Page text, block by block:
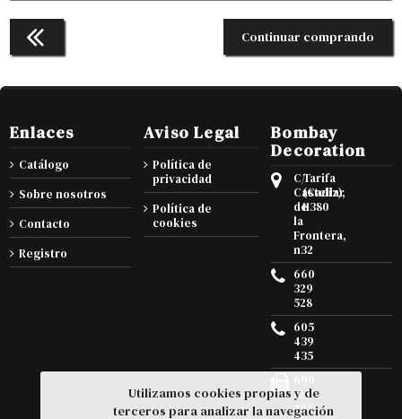
Continuar comprando
Enlaces
Catálogo
Sobre nosotros
Contacto
Registro
Aviso Legal
Política de
privacidad
Política de
cookies
Bombay
Decoration
C/
Castellar
de
la
Frontera,
n32
Tarifa
(Cadiz),
11380
660
329
528
605
439
435
105
295
Utilizamos cookies propias y de
terceros para analizar la navegación